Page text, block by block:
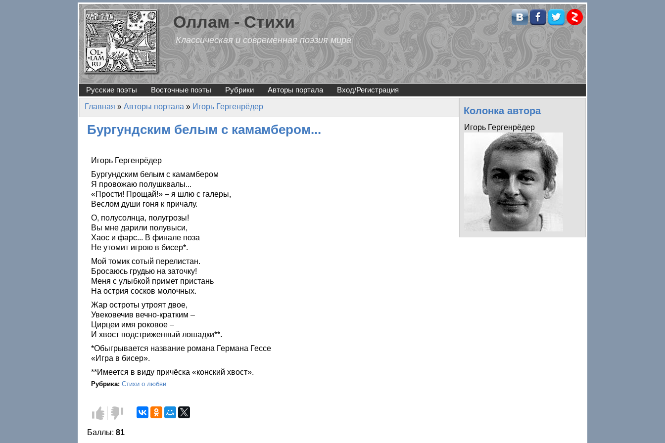
Перейти к основному содержанию
Оллам - Стихи
Классическая и современная поэзия мира
Русские поэты Восточные поэты Рубрики Авторы портала Вход/Регистрация
Вы здесь
Главная » Авторы портала » Игорь Гергенрёдер
Бургундским белым с камамбером...
Игорь Гергенрёдер
Бургундским белым с камамбером
Я провожаю полушквалы...
«Прости! Прощай!» – я шлю с галеры,
Веслом души гоня к причалу.
О, полусолнца, полугрозы!
Вы мне дарили полувыси,
Хаос и фарс... В финале поза
Не утомит игрою в бисер*.
Мой томик сотый перелистан.
Бросаюсь грудью на заточку!
Меня с улыбкой примет пристань
На острия сосков молочных.
Жар остроты утроят двое,
Увековечив вечно-кратким –
Цирцеи имя роковое –
И хвост подстриженный лошадки**.
*Обыгрывается название романа Германа Гессе
«Игра в бисер».
**Имеется в виду причёска «конский хвост».
Рубрика: Стихи о любви
Голос
за!
Голос
против!
Баллы: 81
Колонка автора
Игорь Гергенрёдер